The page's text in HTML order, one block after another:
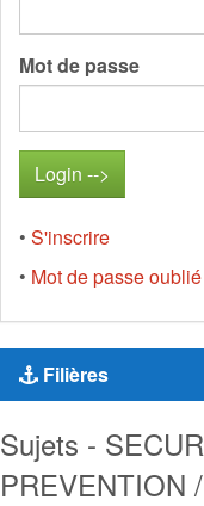
Mot de passe
• S'inscrire
• Mot de passe oublié
Filières
Sujets -
PREVENTION